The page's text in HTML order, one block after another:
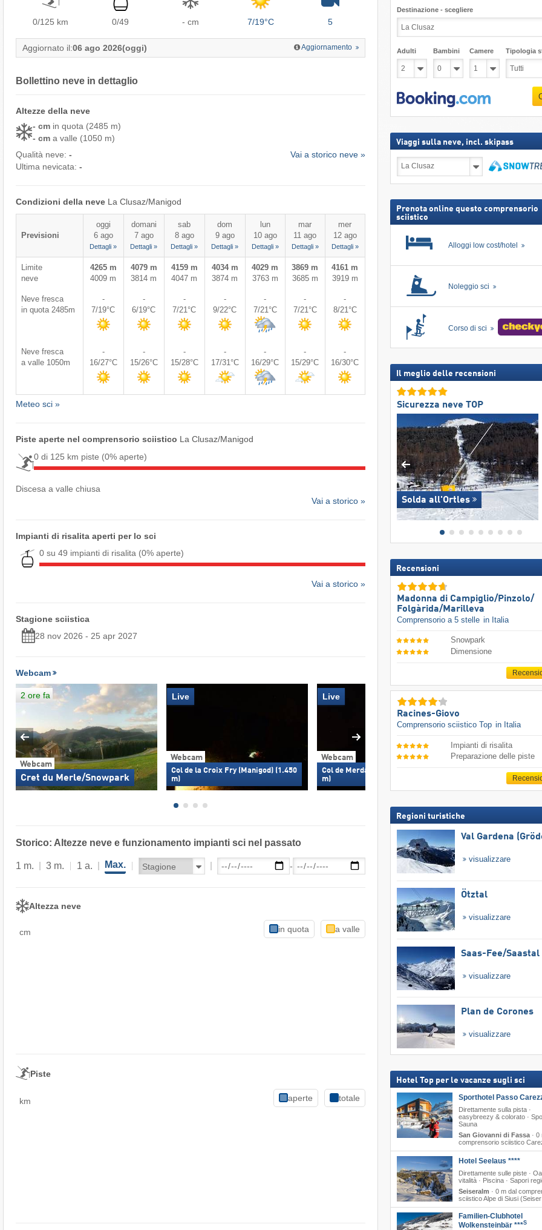
0/125 km 0/49 - cm 7/19°C 5
Aggiornato il:06 ago 2026(oggi) Aggiornamento
Bollettino neve in dettaglio
Altezze della neve
- cm in quota (2485 m)
- cm a valle (1050 m)
Qualità neve: -
Ultima nevicata: -
Vai a storico neve »
Condizioni della neve La Clusaz/​Manigod
Previsioni
oggi
6 ago
Dettagli »
domani
7 ago
Dettagli »
sab
8 ago
Dettagli »
dom
9 ago
Dettagli »
lun
10 ago
Dettagli »
mar
11 ago
Dettagli »
mer
12 ago
Dettagli »
Limite
neve
4265 m
4009 m
4079 m
3814 m
4159 m
4047 m
4034 m
3874 m
4029 m
3763 m
3869 m
3685 m
4161 m
3919 m
Neve fresca
in quota 2485m
-
7/19°C
-
6/19°C
-
7/21°C
-
9/22°C
-
7/21°C
-
7/21°C
-
8/21°C
Neve fresca
a valle 1050m
-
16/27°C
-
15/26°C
-
15/28°C
-
17/31°C
-
16/29°C
-
15/29°C
-
16/30°C
Meteo sci »
Piste aperte nel comprensorio sciistico La Clusaz/​Manigod
0 di 125 km piste (0% aperte)
Discesa a valle chiusa
Vai a storico »
Impianti di risalita aperti per lo sci
0 su 49 impianti di risalita (0% aperte)
Vai a storico »
Stagione sciistica
28 nov 2026 - 25 apr 2027
Webcam
Webcam
Cret du Merle/Snowpark
2 ore fa
Webcam
Col de la Croix Fry (Manigod) (1.450
m)
Live
Webcam
Col de Merdassier (Manigod) (1.500
m)
Live
Manigod/Le
Storico: Altezze neve e funzionamento impianti sci nel passato
1 m. 3 m. 1 a. Max. -
Altezza neve
cm in quota a valle
Piste
km aperte totale
Destinazione - scegliere
Adulti Bambini Camere Tipologia
Viaggi sulla neve, incl. skipass
sulla
Prenota online questo comprensorio
sciistico
Alloggi low cost/hotel
Noleggio sci
Corso di sci
Il meglio delle recensioni
Sicurezza neve TOP
Solda all'Ortles
Recensioni
Madonna di Campiglio/​Pinzolo/​
Folgàrida/​Marilleva
Comprensorio a 5 stelle in Italia
Snowpark
Dimensione
Racines-Giovo
Comprensorio sciistico Top in Italia
Impianti di risalita
Preparazione delle piste
Regioni turistiche
Val Gardena
visualizzare
Ötztal
visualizzare
Saas-Fee/​Saastal
visualizzare
Plan de Corones
visualizzare
Hotel Top per le vacanze sugli sci
Sporthotel Passo
Direttamente sulla pista ·
easybreezy & colorato ·
Sauna
San Giovanni di Fassa· 0
comprensorio sciistico
Hotel Seelaus ****
Direttamente sulle piste ·
vitalità · Piscina · Sapori
Seiseralm · 0 m dal
sciistico Alpe di Siusi
Familien-Clubhotel
Wolkensteinbär ***S